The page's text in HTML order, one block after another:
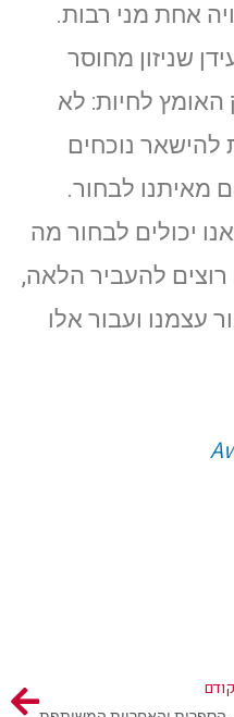
אחת מני רבות.
שניזון מחוסר
האומץ לחיות: לא
להישאר נוכחים
מאיתנו לבחור.
יכולים לבחור מה
רוצים להעביר הלאה,
עצמנו ועבור אלו